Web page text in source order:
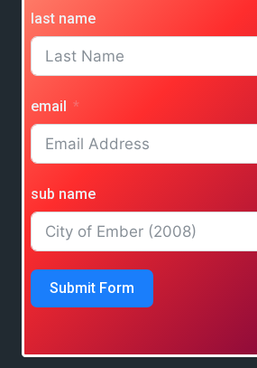
last name
email
sub name
Submit Form